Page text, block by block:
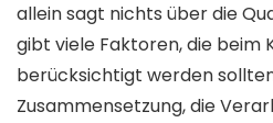
allein sagt nichts über die
gibt viele Faktoren, die beim
berücksichtigt werden
Zusammensetzung, die